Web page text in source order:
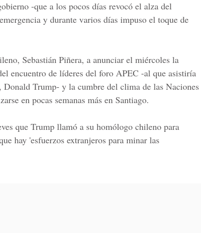
-que a los pocos días revocó el alza del
y durante varios días impuso el toque de
Sebastián Piñera, a anunciar el miércoles la
encuentro de líderes del foro APEC -al que asistiría
Donald Trump- y la cumbre del clima de las Naciones
en pocas semanas más en Santiago.
que Trump llamó a su homólogo chileno para
hay 'esfuerzos extranjeros para minar las